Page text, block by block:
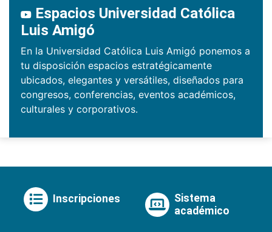
Espacios Universidad Católica
Luis Amigó
En la Universidad Católica Luis Amigó ponemos a
tu disposición espacios estratégicamente
ubicados, elegantes y versátiles, diseñados para
congresos, conferencias, eventos académicos,
culturales y corporativos.
Inscripciones
Sistema
académico